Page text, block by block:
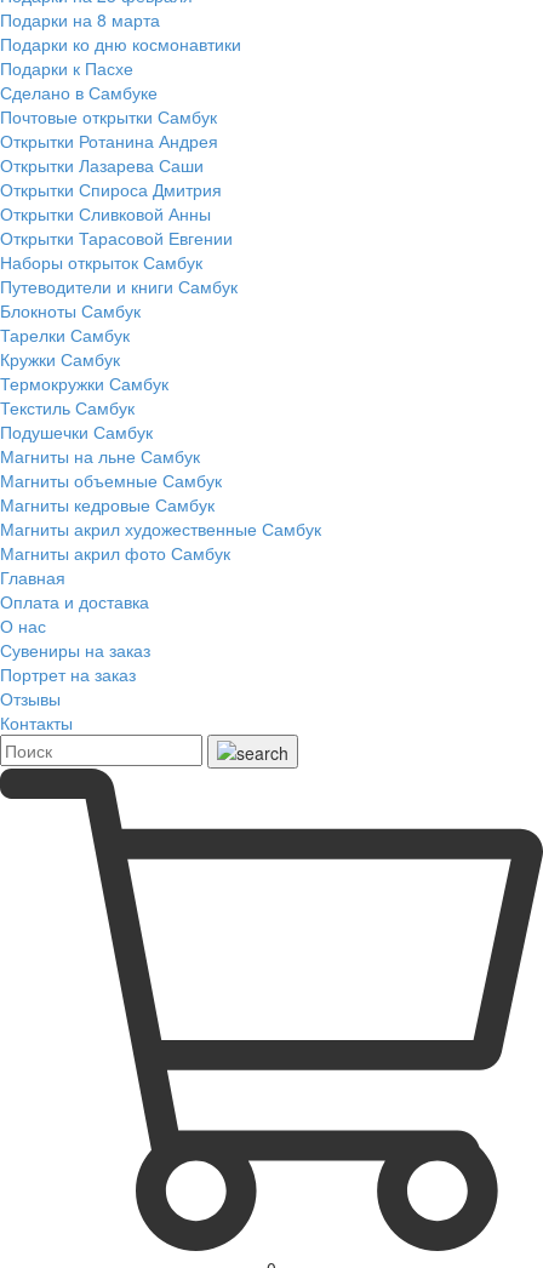
Подарки на 8 марта
Подарки ко дню космонавтики
Подарки к Пасхе
Сделано в Самбуке
Почтовые открытки Самбук
Открытки Ротанина Андрея
Открытки Лазарева Саши
Открытки Спироса Дмитрия
Открытки Сливковой Анны
Открытки Тарасовой Евгении
Наборы открыток Самбук
Путеводители и книги Самбук
Блокноты Самбук
Тарелки Самбук
Кружки Самбук
Термокружки Самбук
Текстиль Самбук
Подушечки Самбук
Магниты на льне Самбук
Магниты объемные Самбук
Магниты кедровые Самбук
Магниты акрил художественные Самбук
Магниты акрил фото Самбук
Главная
Оплата и доставка
О нас
Сувениры на заказ
Портрет на заказ
Отзывы
Контакты